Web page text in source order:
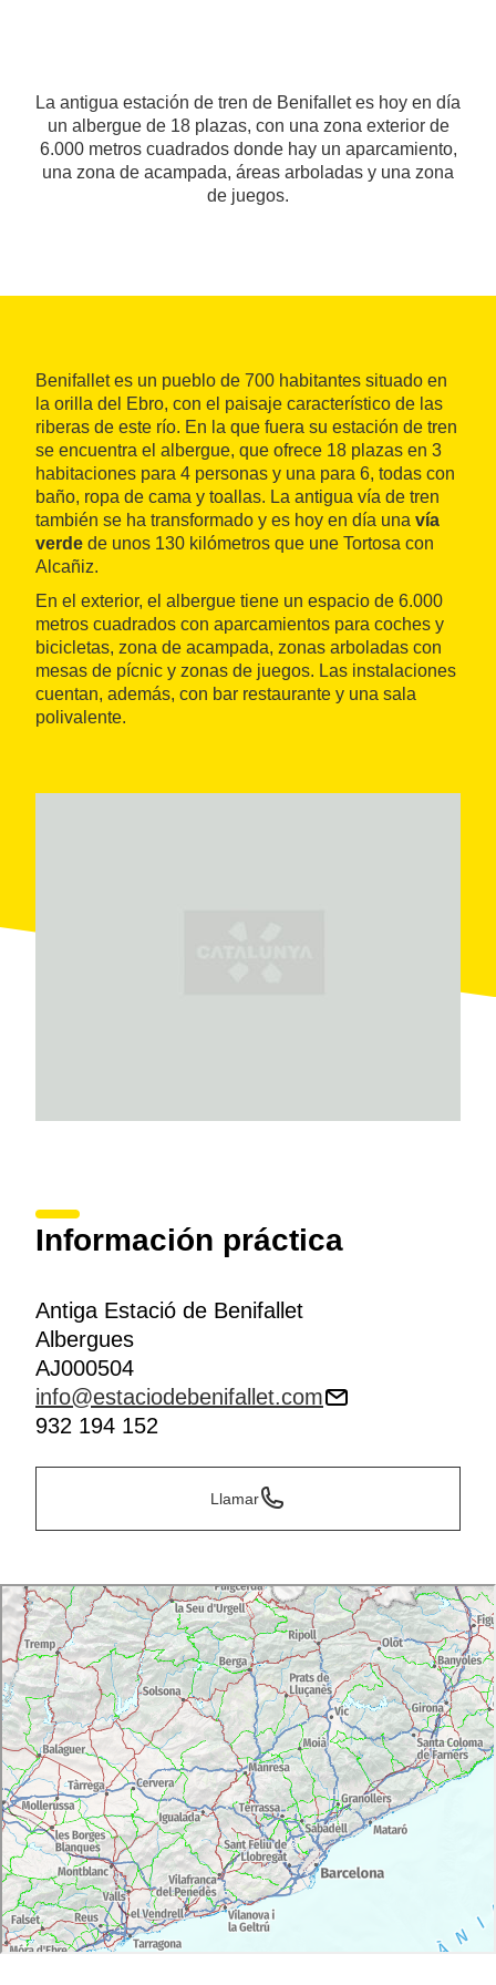
La antigua estación de tren de Benifallet es hoy en día
un albergue de 18 plazas, con una zona exterior de
6.000 metros cuadrados donde hay un aparcamiento,
una zona de acampada, áreas arboladas y una zona
de juegos.
Benifallet es un pueblo de 700 habitantes situado en
la orilla del Ebro, con el paisaje característico de las
riberas de este río. En la que fuera su estación de tren
se encuentra el albergue, que ofrece 18 plazas en 3
habitaciones para 4 personas y una para 6, todas con
baño, ropa de cama y toallas. La antigua vía de tren
también se ha transformado y es hoy en día una vía
verde de unos 130 kilómetros que une Tortosa con
Alcañiz.
En el exterior, el albergue tiene un espacio de 6.000
metros cuadrados con aparcamientos para coches y
bicicletas, zona de acampada, zonas arboladas con
mesas de pícnic y zonas de juegos. Las instalaciones
cuentan, además, con bar restaurante y una sala
polivalente.
Información práctica
Antiga Estació de Benifallet
Albergues
AJ000504
info@estaciodebenifallet.com
932 194 152
Llamar